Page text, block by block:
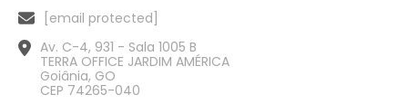
[email protected]
Av. C-4, 931 - Sala 1005 B
TERRA OFFICE JARDIM AMÉRICA
Goiânia, GO
CEP 74265-040